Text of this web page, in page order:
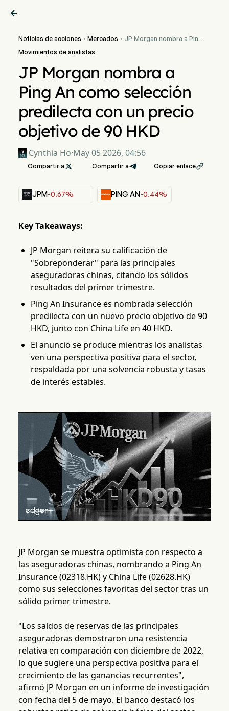

Noticias de acciones  Mercados  JP Morgan nombra a Ping
Movimientos de analistas
JP Morgan nombra a
Ping An como selección
predilecta con un precio
objetivo de 90 HKD
Cynthia Ho·May 05 2026, 04:56
Compartir a  Compartir a Copiar enlace
JPM-0.67% PING AN-0.44%
Key Takeaways:
JP Morgan reitera su calificación de
"Sobreponderar" para las principales
aseguradoras chinas, citando los sólidos
resultados del primer trimestre.
Ping An Insurance es nombrada selección
predilecta con un nuevo precio objetivo de 90
HKD, junto con China Life en 40 HKD.
El anuncio se produce mientras los analistas
ven una perspectiva positiva para el sector,
respaldada por una solvencia robusta y tasas
de interés estables.
JP Morgan se muestra optimista con respecto a
las aseguradoras chinas, nombrando a Ping An
Insurance (02318.HK) y China Life (02628.HK)
como sus selecciones favoritas del sector tras un
sólido primer trimestre.
"Los saldos de reservas de las principales
aseguradoras demostraron una resistencia
relativa en comparación con diciembre de 2022,
lo que sugiere una perspectiva positiva para el
crecimiento de las ganancias recurrentes",
afirmó JP Morgan en un informe de investigación
con fecha del 5 de mayo. El banco destacó los